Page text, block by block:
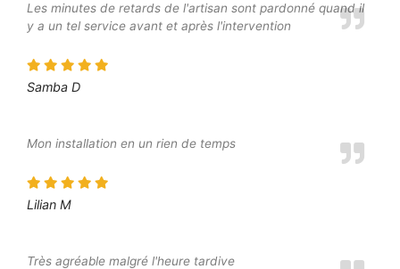
Les minutes de retards de l'artisan sont pardonné quand il
y a un tel service avant et après l'intervention
Samba D
Mon installation en un rien de temps
Lilian M
Très agréable malgré l'heure tardive